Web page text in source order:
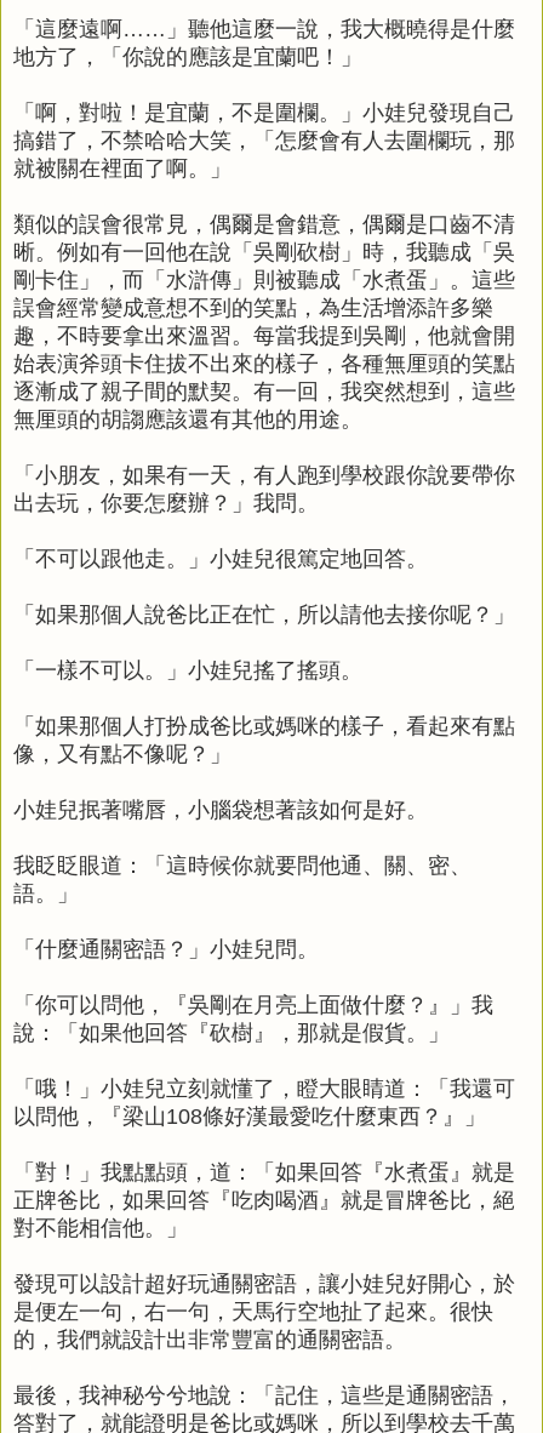
「這麼遠啊……」聽他這麼一說，我大概曉得是什麼
地方了，「你說的應該是宜蘭吧！」
「啊，對啦！是宜蘭，不是圍欄。」小娃兒發現自己
搞錯了，不禁哈哈大笑，「怎麼會有人去圍欄玩，那
就被關在裡面了啊。」
類似的誤會很常見，偶爾是會錯意，偶爾是口齒不清
晰。例如有一回他在說「吳剛砍樹」時，我聽成「吳
剛卡住」，而「水滸傳」則被聽成「水煮蛋」。這些
誤會經常變成意想不到的笑點，為生活增添許多樂
趣，不時要拿出來溫習。每當我提到吳剛，他就會開
始表演斧頭卡住拔不出來的樣子，各種無厘頭的笑點
逐漸成了親子間的默契。有一回，我突然想到，這些
無厘頭的胡謅應該還有其他的用途。
「小朋友，如果有一天，有人跑到學校跟你說要帶你
出去玩，你要怎麼辦？」我問。
「不可以跟他走。」小娃兒很篤定地回答。
「如果那個人說爸比正在忙，所以請他去接你呢？」
「一樣不可以。」小娃兒搖了搖頭。
「如果那個人打扮成爸比或媽咪的樣子，看起來有點
像，又有點不像呢？」
小娃兒抿著嘴唇，小腦袋想著該如何是好。
我眨眨眼道：「這時候你就要問他通、關、密、
語。」
「什麼通關密語？」小娃兒問。
「你可以問他，『吳剛在月亮上面做什麼？』」我
說：「如果他回答『砍樹』，那就是假貨。」
「哦！」小娃兒立刻就懂了，瞪大眼睛道：「我還可
以問他，『梁山108條好漢最愛吃什麼東西？』」
「對！」我點點頭，道：「如果回答『水煮蛋』就是
正牌爸比，如果回答『吃肉喝酒』就是冒牌爸比，絕
對不能相信他。」
發現可以設計超好玩通關密語，讓小娃兒好開心，於
是便左一句，右一句，天馬行空地扯了起來。很快
的，我們就設計出非常豐富的通關密語。
最後，我神秘兮兮地說：「記住，這些是通關密語，
答對了，就能證明是爸比或媽咪，所以到學校去千萬